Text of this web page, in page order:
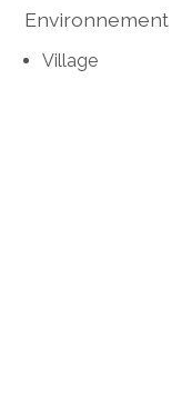
Environnement
Village